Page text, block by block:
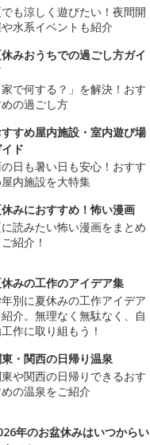
も涼しく遊びたい！夜間開
水系イベントも紹介
みおうちでの過ごし方ガイ
家で何する？」を解決！おす
の過ごし方
すめ屋内施設・室内遊び場
ド
日も暑い日も安心！おすす
内施設を大特集
みにおすすめ！怖い漫画
読みたい怖い漫画をまとめ
紹介！
みの工作のアイデア集
別に夏休みの工作アイデア
介。無理なく無駄なく、自
作に取り組もう！
・関西の日帰り温泉
や関西の日帰りできるおす
の温泉をご紹介
年のお盆休みはいつからい